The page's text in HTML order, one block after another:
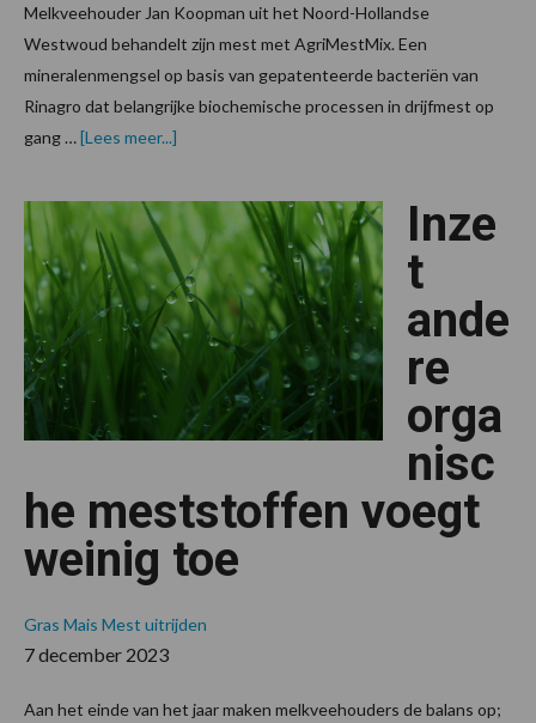
Melkveehouder Jan Koopman uit het Noord-Hollandse
Westwoud behandelt zijn mest met AgriMestMix. Een
mineralenmengsel op basis van gepatenteerde bacteriën van
Rinagro dat belangrijke biochemische processen in drijfmest op
gang …[Lees meer...]
toevoegen
aan
mest”
Inze
t
ande
re
orga
nisc
he meststoffen voegt
weinig toe
Gras Mais Mest uitrijden
7 december 2023
Aan het einde van het jaar maken melkveehouders de balans op;